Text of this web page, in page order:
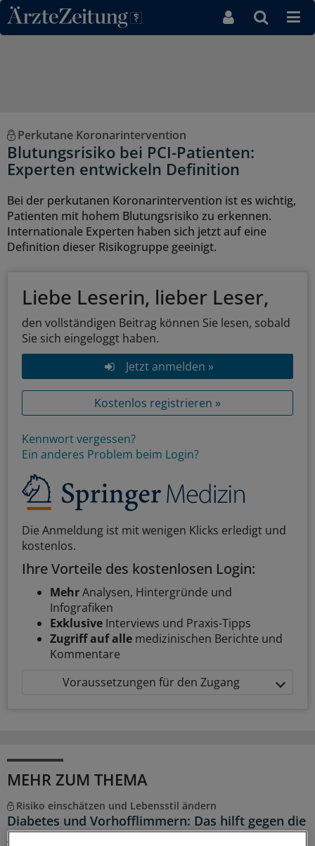
Direkt zum Inhaltsbereich
Perkutane Koronarintervention
Blutungsrisiko bei PCI-Patienten:
Experten entwickeln Definition
Bei der perkutanen Koronarintervention ist es wichtig,
Patienten mit hohem Blutungsrisiko zu erkennen.
Internationale Experten haben sich jetzt auf eine
Definition dieser Risikogruppe geeinigt.
Liebe Leserin, lieber Leser,
den vollständigen Beitrag können Sie lesen, sobald
Sie sich eingeloggt haben.
Jetzt anmelden »
Kostenlos registrieren »
Kennwort vergessen?
Ein anderes Problem beim Login?
Die Anmeldung ist mit wenigen Klicks erledigt und
kostenlos.
Ihre Vorteile des kostenlosen Login:
MehrAnalysen, Hintergründe und
Infografiken
Exklusive Interviews und Praxis-Tipps
Zugriff auf alle medizinischen Berichte und
Kommentare
Voraussetzungen für den Zugang
MEHR ZUM THEMA
Risiko einschätzen und Lebensstil ändern
Diabetes und Vorhofflimmern: Das hilft gegen die
gefährliche Kombi